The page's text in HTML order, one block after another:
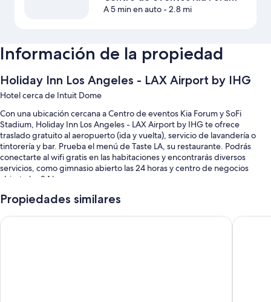
A 5 min en auto- 2.8 mi
Información de la propiedad
Holiday Inn Los Angeles - LAX Airport by IHG
Hotel cerca de Intuit Dome
Con una ubicación cercana a Centro de eventos Kia Forum y SoFi
Stadium, Holiday Inn Los Angeles - LAX Airport by IHG te ofrece
traslado gratuito al aeropuerto (ida y vuelta), servicio de lavandería o
tintorería y bar. Prueba el menú de Taste LA, su restaurante. Podrás
conectarte al wifi gratis en las habitaciones y encontrarás diversos
servicios, como gimnasio abierto las 24 horas y centro de negocios
abierto las 24 horas.
Estos son algunos más de los servicios en este hotel:
Alberca al aire libre
Propiedades similares
Hilton Los Angeles Airport Motel 6